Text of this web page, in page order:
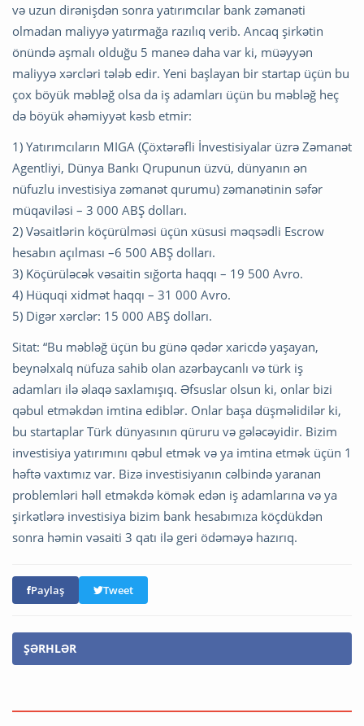
və uzun dirənişdən sonra yatırımcılar bank zəmanəti
olmadan maliyyə yatırmağa razılıq verib. Ancaq şirkətin
önündə aşmalı olduğu 5 maneə daha var ki, müəyyən
maliyyə xərcləri tələb edir. Yeni başlayan bir startap üçün bu
çox böyük məbləğ olsa da iş adamları üçün bu məbləğ heç
də böyük əhəmiyyət kəsb etmir:
1) Yatırımcıların MIGA (Çöxtərəfli İnvestisiyalar üzrə Zəmanət
Agentliyi, Dünya Bankı Qrupunun üzvü, dünyanın ən
nüfuzlu investisiya zəmanət qurumu) zəmanətinin səfər
müqaviləsi – 3 000 ABŞ dolları.
2) Vəsaitlərin köçürülməsi üçün xüsusi məqsədli Escrow
hesabın açılması –6 500 ABŞ dolları.
3) Köçürüləcək vəsaitin sığorta haqqı – 19 500 Avro.
4) Hüquqi xidmət haqqı – 31 000 Avro.
5) Digər xərclər: 15 000 ABŞ dolları.
Sitat: “Bu məbləğ üçün bu günə qədər xaricdə yaşayan,
beynəlxalq nüfuza sahib olan azərbaycanlı və türk iş
adamları ilə əlaqə saxlamışıq. Əfsuslar olsun ki, onlar bizi
qəbul etməkdən imtina ediblər. Onlar başa düşməlidilər ki,
bu startaplar Türk dünyasının qüruru və gələcəyidir. Bizim
investisiya yatırımını qəbul etmək və ya imtina etmək üçün 1
həftə vaxtımız var. Bizə investisiyanın cəlbində yaranan
problemləri həll etməkdə kömək edən iş adamlarına və ya
şirkətlərə investisiya bizim bank hesabımıza köçdükdən
sonra həmin vəsaiti 3 qatı ilə geri ödəməyə hazırıq.
Paylaş Tweet
ŞƏRHLƏR